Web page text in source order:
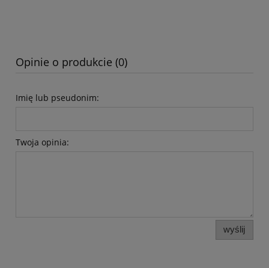
Opinie o produkcie (0)
Imię lub pseudonim:
Twoja opinia:
wyślij